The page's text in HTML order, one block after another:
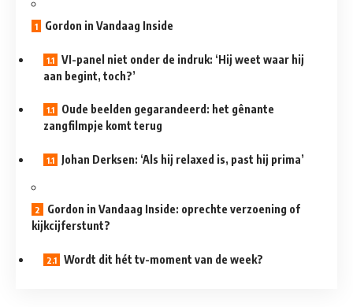
Gordon in Vandaag Inside
VI-panel niet onder de indruk: ‘Hij weet waar hij
aan begint, toch?’
Oude beelden gegarandeerd: het gênante
zangfilmpje komt terug
Johan Derksen: ‘Als hij relaxed is, past hij prima’
Gordon in Vandaag Inside: oprechte verzoening of
kijkcijferstunt?
Wordt dit hét tv-moment van de week?